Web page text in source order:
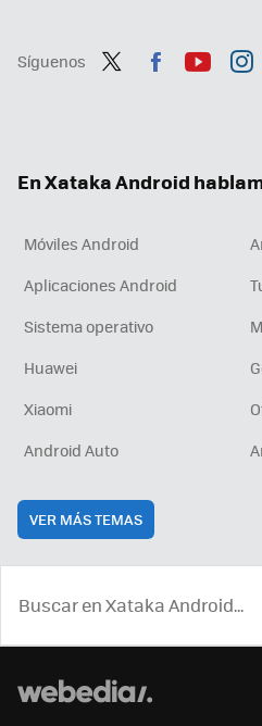
Síguenos
En Xataka Android
Móviles Android
Aplicaciones Android
Sistema operativo
Huawei
Xiaomi
Android Auto
VER MÁS TEMAS